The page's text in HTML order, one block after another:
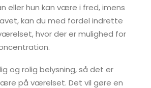
eller hun kan være i fred, imens
kan du med fordel indrette
hvor der er mulighed for
og rolig belysning, så det er
på værelset. Det vil gøre en